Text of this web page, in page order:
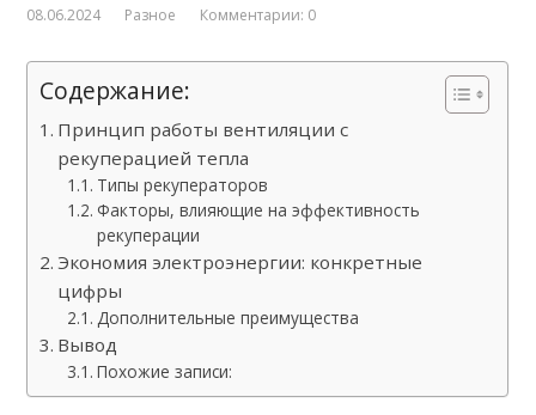
08.06.2024 Разное Комментарии: 0
Содержание:
Принцип работы вентиляции с
рекуперацией тепла
Типы рекуператоров
Факторы, влияющие на эффективность
рекуперации
Экономия электроэнергии: конкретные
цифры
Дополнительные преимущества
Вывод
Похожие записи: